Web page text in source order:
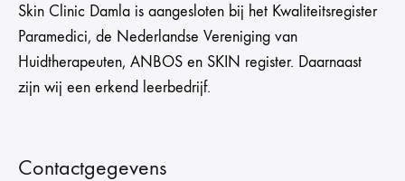
Skin Clinic Damla is aangesloten bij het Kwaliteitsregister
Paramedici, de Nederlandse Vereniging van
Huidtherapeuten, ANBOS en SKIN register. Daarnaast
zijn wij een erkend leerbedrijf.
Contactgegevens